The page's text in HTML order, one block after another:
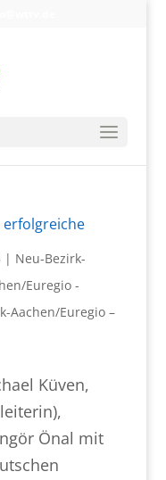
| Neu-Bezirk-
Euregio -
Aachen/Euregio –
Küven,
Önal mit